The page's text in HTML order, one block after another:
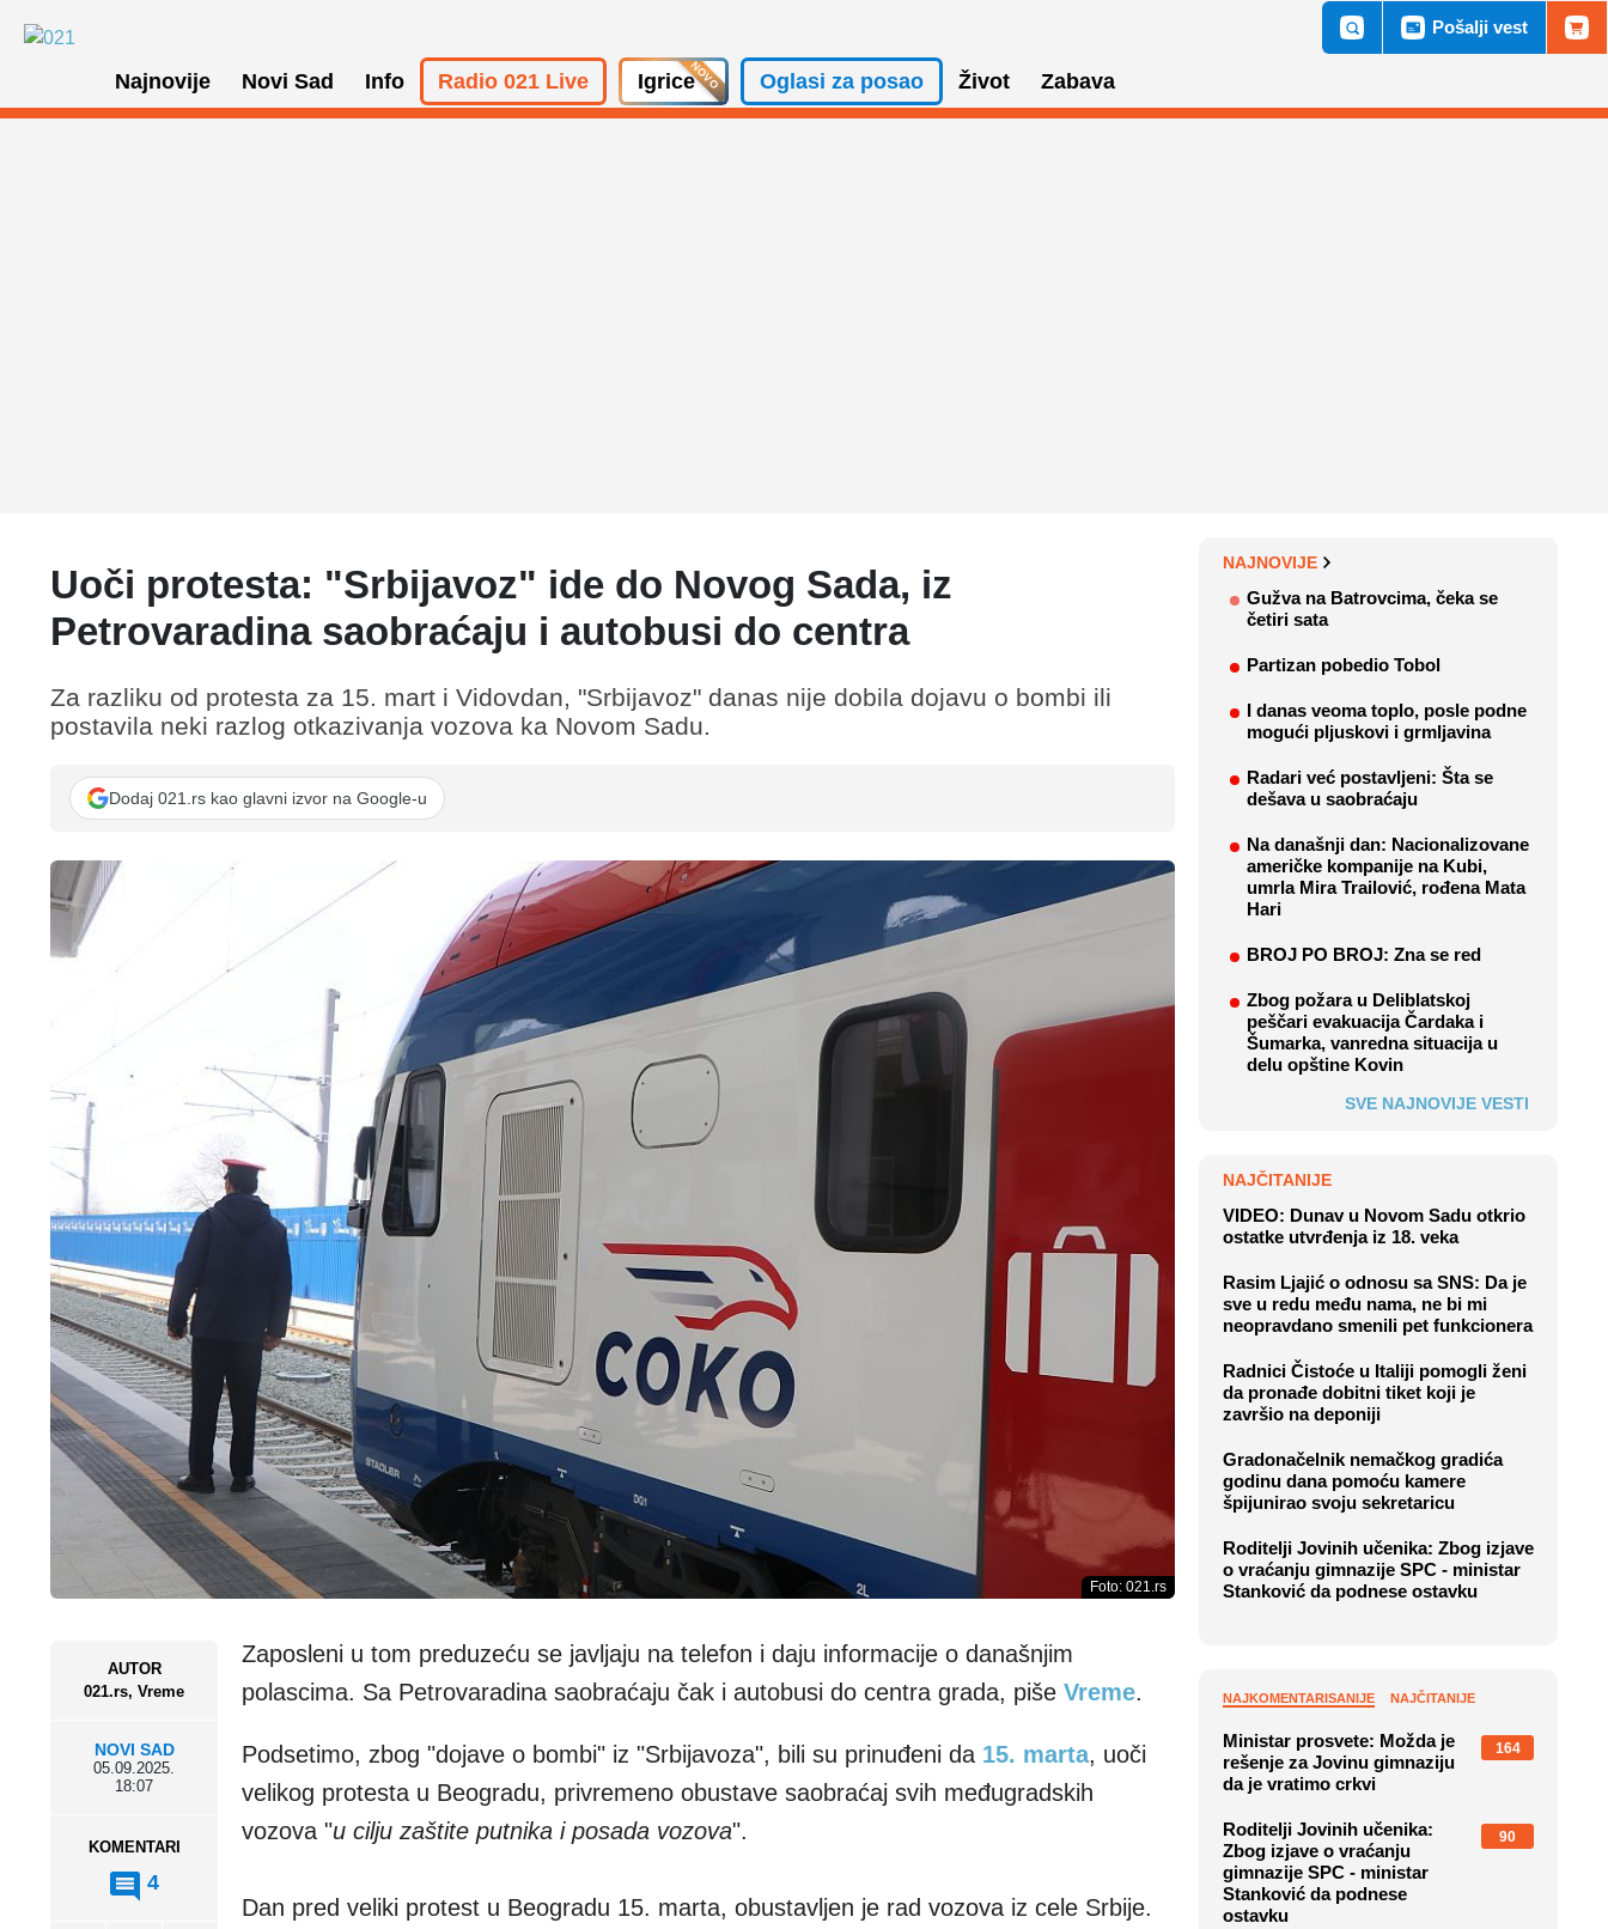
Najnovije Novi Sad Info Radio 021 Live Igrice Oglasi za posao Život Zabava
Pošalji vest
Uoči protesta: "Srbijavoz" ide do Novog Sada, iz
Petrovaradina saobraćaju i autobusi do centra
AUTOR
021.rs, Vreme
NOVI SAD
05.09.2025.
18:07
KOMENTARI
4
Za razliku od protesta za 15. mart i Vidovdan, "Srbijavoz" danas nije dobila dojavu o bombi ili
postavila neki razlog otkazivanja vozova ka Novom Sadu.
Dodaj 021.rs kao glavni izvor na Google-u
Foto: 021.rs
Zaposleni u tom preduzeću se javljaju na telefon i daju informacije o današnjim
polascima. Sa Petrovaradina saobraćaju čak i autobusi do centra grada, piše Vreme.
Podsetimo, zbog "dojave o bombi" iz "Srbijavoza", bili su prinuđeni da 15. marta, uoči
velikog protesta u Beogradu, privremeno obustave saobraćaj svih međugradskih
vozova "u cilju zaštite putnika i posada vozova".
Dan pred veliki protest u Beogradu 15. marta, obustavljen je rad vozova iz cele Srbije.
NAJNOVIJE
Gužva na Batrovcima, čeka se
četiri sata
Partizan pobedio Tobol
I danas veoma toplo, posle podne
mogući pljuskovi i grmljavina
Radari već postavljeni: Šta se
dešava u saobraćaju
Na današnji dan: Nacionalizovane
američke kompanije na Kubi,
umrla Mira Trailović, rođena Mata
Hari
BROJ PO BROJ: Zna se red
Zbog požara u Deliblatskoj
peščari evakuacija Čardaka i
Šumarka, vanredna situacija u
delu opštine Kovin
SVE NAJNOVIJE VESTI
NAJČITANIJE
VIDEO: Dunav u Novom Sadu otkrio
ostatke utvrđenja iz 18. veka
Rasim Ljajić o odnosu sa SNS: Da je
sve u redu među nama, ne bi mi
neopravdano smenili pet funkcionera
Radnici Čistoće u Italiji pomogli ženi
da pronađe dobitni tiket koji je
završio na deponiji
Gradonačelnik nemačkog gradića
godinu dana pomoću kamere
špijunirao svoju sekretaricu
Roditelji Jovinih učenika: Zbog izjave
o vraćanju gimnazije SPC - ministar
Stanković da podnese ostavku
NAJKOMENTARISANIJE NAJČITANIJE
Ministar prosvete: Možda je
rešenje za Jovinu gimnaziju
da je vratimo crkvi
164
Roditelji Jovinih učenika:
Zbog izjave o vraćanju
gimnazije SPC - ministar
Stanković da podnese
ostavku
90